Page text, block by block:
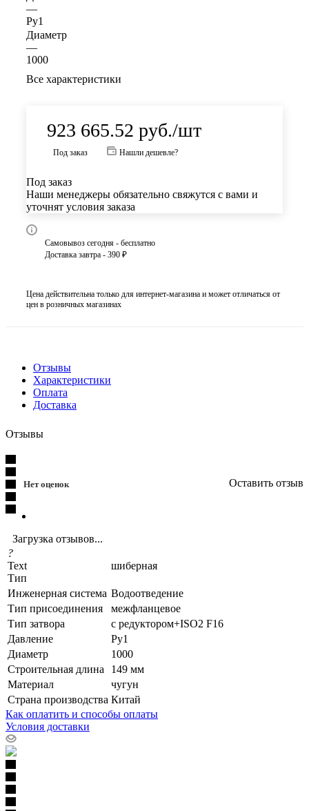
—
Ру1
Диаметр
—
1000
Все характеристики
923 665.52 руб./шт
Под заказ Нашли дешевле?
Под заказ
Наши менеджеры обязательно свяжутся с вами и
уточнят условия заказа
Самовывоз сегодня - бесплатно
Доставка завтра - 390 ₽
Цена действительна только для интернет-магазина и может отличаться от
цен в розничных магазинах
Отзывы
Характеристики
Оплата
Доставка
Отзывы
Нет оценок Оставить отзыв
Загрузка отзывов...
?
Text
Тип
шиберная
Инженерная система Водоотведение
Тип присоединения
межфланцевое
Тип затвора
с редуктором+ISO2 F16
Давление
Ру1
Диаметр
1000
Строительная длина
149 мм
Материал
чугун
Страна производства Китай
Как оплатить и способы оплаты
Условия доставки